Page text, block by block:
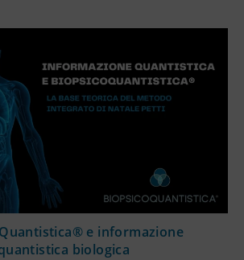
e informazione
biologica